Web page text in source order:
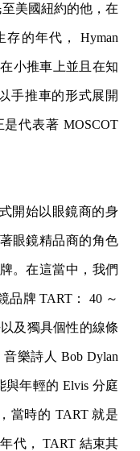
至美國紐約的他，在
的年代， Hyman
小推車上並且在知
手推車的形式展開
代表著 MOSCOT
開始以眼鏡商的身
眼鏡精品商的角色
。在這當中，我們
品牌TART： 40 ～
及獨具個性的線條
音樂詩人 Bob Dylan
與年輕的 Elvis 分庭
當時的 TART 就是
代， TART 結束其